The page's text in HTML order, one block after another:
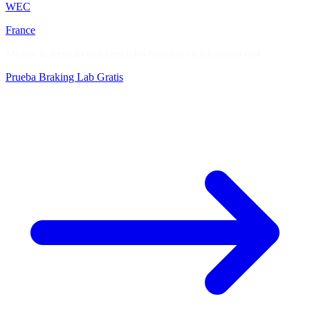
WEC
France
Prueba Braking Lab Gratis